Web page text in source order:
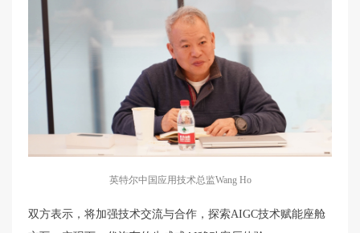
英特尔中国应用技术总监Wang Ho
双方表示，将加强技术交流与合作，探索AIGC技术赋能座舱